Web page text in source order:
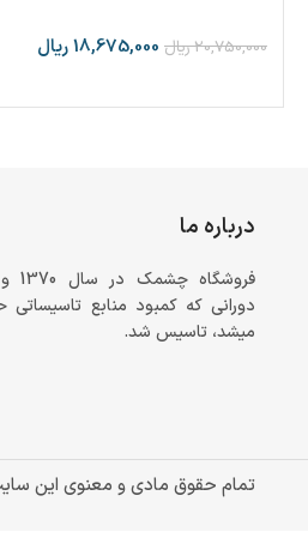
20,750,000ریال 18,675,000ریال
درباره ما
فروشگاه
دورانی که کمبود منابع
میشد، تاسیس شد.
تمام حقوق مادی و معنوی این